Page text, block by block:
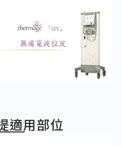
適用部位